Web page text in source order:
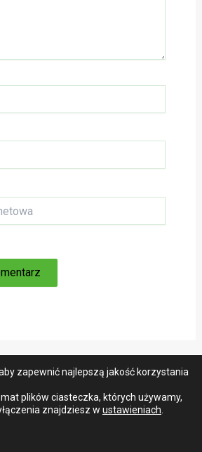
zapewnić najlepszą jakość korzystania
plików ciasteczka, których używamy,
znajdziesz w ustawieniach